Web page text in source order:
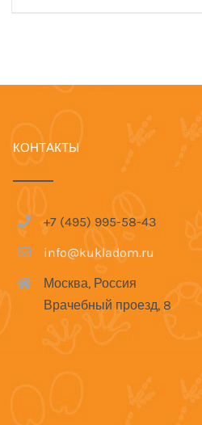
КОНТАКТЫ
+7 (495) 995-58-43
info@kukladom.ru
Москва, Россия
Врачебный проезд, 8